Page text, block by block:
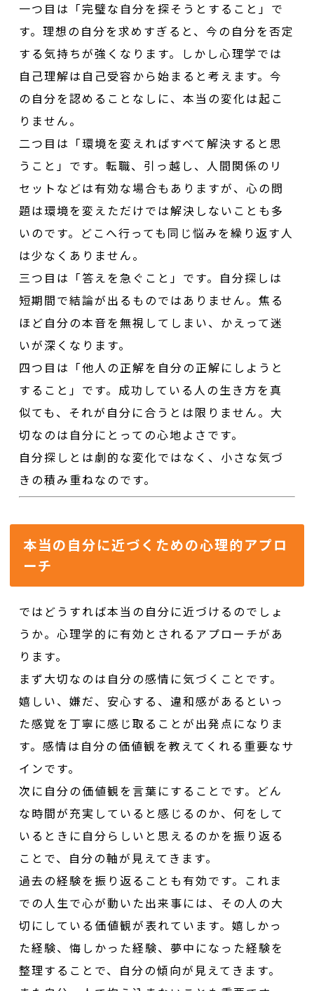
一つ目は「完璧な自分を探そうとすること」で
す。理想の自分を求めすぎると、今の自分を否定
する気持ちが強くなります。しかし心理学では
自己理解は自己受容から始まると考えます。今
の自分を認めることなしに、本当の変化は起こ
りません。
二つ目は「環境を変えればすべて解決すると思
うこと」です。転職、引っ越し、人間関係のリ
セットなどは有効な場合もありますが、心の問
題は環境を変えただけでは解決しないことも多
いのです。どこへ行っても同じ悩みを繰り返す人
は少なくありません。
三つ目は「答えを急ぐこと」です。自分探しは
短期間で結論が出るものではありません。焦る
ほど自分の本音を無視してしまい、かえって迷
いが深くなります。
四つ目は「他人の正解を自分の正解にしようと
すること」です。成功している人の生き方を真
似ても、それが自分に合うとは限りません。大
切なのは自分にとっての心地よさです。
自分探しとは劇的な変化ではなく、小さな気づ
きの積み重ねなのです。
本当の自分に近づくための心理的アプロ
ーチ
ではどうすれば本当の自分に近づけるのでしょ
うか。心理学的に有効とされるアプローチがあ
ります。
まず大切なのは自分の感情に気づくことです。
嬉しい、嫌だ、安心する、違和感があるといっ
た感覚を丁寧に感じ取ることが出発点になりま
す。感情は自分の価値観を教えてくれる重要なサ
インです。
次に自分の価値観を言葉にすることです。どん
な時間が充実していると感じるのか、何をして
いるときに自分らしいと思えるのかを振り返る
ことで、自分の軸が見えてきます。
過去の経験を振り返ることも有効です。これま
での人生で心が動いた出来事には、その人の大
切にしている価値観が表れています。嬉しかっ
た経験、悔しかった経験、夢中になった経験を
整理することで、自分の傾向が見えてきます。